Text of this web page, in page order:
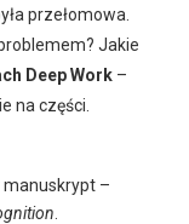
przełomowa.
Jakie
Deep Work –
na części.
–